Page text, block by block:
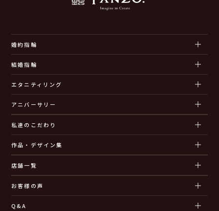
婚約指輪
結婚指輪
エタニティリング
アニバーサリー
私達のこだわり
作品・デザイン集
店舗一覧
お客様の声
Q&A